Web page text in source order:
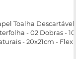
Toalha Descartável
- 02 Dobras -
- 20x21cm -